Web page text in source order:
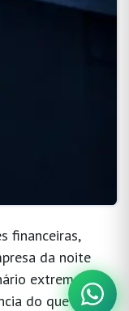
financeiras,
da noite
extremo — e
do que se